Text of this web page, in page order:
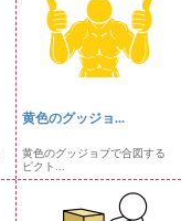
黄色のグッジョ...
黄色のグッジョブで合図する
ピクト...